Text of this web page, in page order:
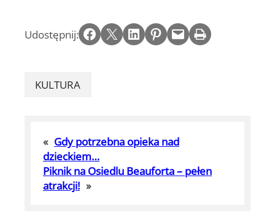
Udostępnij: Share on Facebook Email this Page Share on LinkedIn Share on Pinterest Email this Page Print this Page
KULTURA
« Gdy potrzebna opieka nad
dzieckiem…
Piknik na Osiedlu Beauforta – pełen
atrakcji! »